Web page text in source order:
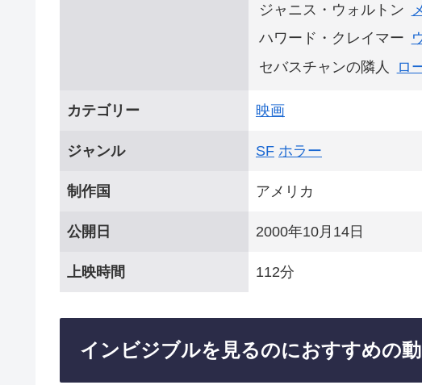
ジャニス・ウォルトン
ハワード・クレイマー
セバスチャンの隣人
ロ
カテゴリー 映画
ジャンル SF ホラー
制作国 アメリカ
公開日 2000年10月14日
上映時間 112分
インビジブルを見るのにおすすめの